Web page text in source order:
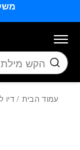
חיפוש
עמוד הבית / דיו